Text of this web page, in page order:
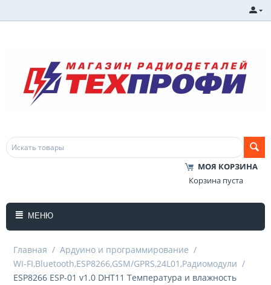
МОЯ КОРЗИНА
Корзина пуста
МЕНЮ
Главная / Ардуино и программирование /
WI-FI,Bluetooth,ESP8266,GSM/GPRS,24L01,Радиомодули /
ESP8266 ESP-01 v1.0 DHT11 Температура и влажность